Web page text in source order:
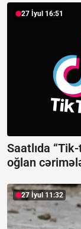
27 İyul 16:51
Saatlıda
oğlan
27 İyul 11:32